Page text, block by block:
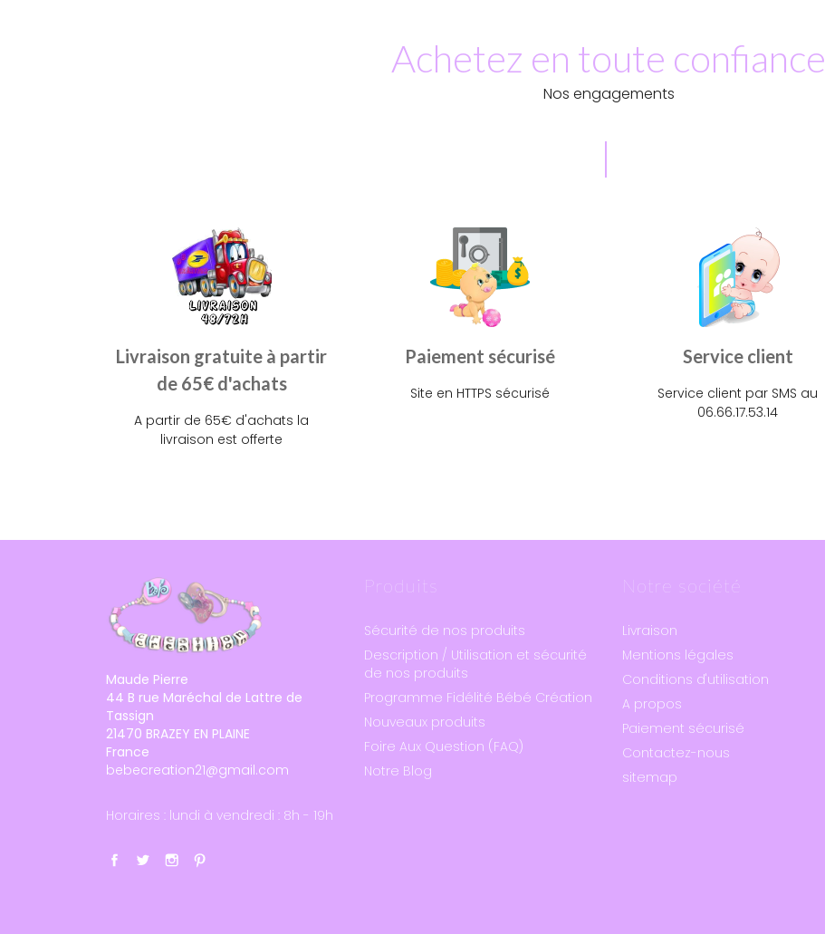
Achetez en toute confiance
Nos engagements
Livraison gratuite à partir
de 65€ d'achats
A partir de 65€ d'achats la
livraison est offerte
Paiement sécurisé
Site en HTTPS sécurisé
Service client
Service client par SMS au
06.66.17.53.14
Maude Pierre
44 B rue Maréchal de Lattre de
Tassign
21470 BRAZEY EN PLAINE
France
bebecreation21@gmail.com
Horaires : lundi à vendredi : 8h - 19h
Produits
Sécurité de nos produits
Description / Utilisation et sécurité
de nos produits
Programme Fidélité Bébé Création
Nouveaux produits
Foire Aux Question (FAQ)
Notre Blog
Notre société
Livraison
Mentions légales
Conditions d'utilisation
A propos
Paiement sécurisé
Contactez-nous
sitemap